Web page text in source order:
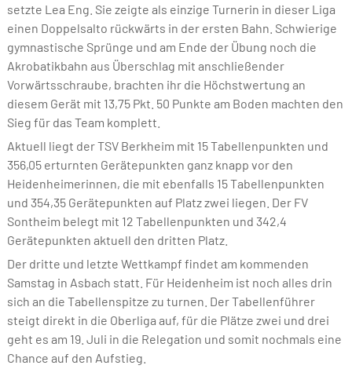
setzte Lea Eng. Sie zeigte als einzige Turnerin in dieser Liga
einen Doppelsalto rückwärts in der ersten Bahn. Schwierige
gymnastische Sprünge und am Ende der Übung noch die
Akrobatikbahn aus Überschlag mit anschließender
Vorwärtsschraube, brachten ihr die Höchstwertung an
diesem Gerät mit 13,75 Pkt. 50 Punkte am Boden machten den
Sieg für das Team komplett.
Aktuell liegt der TSV Berkheim mit 15 Tabellenpunkten und
356,05 erturnten Gerätepunkten ganz knapp vor den
Heidenheimerinnen, die mit ebenfalls 15 Tabellenpunkten
und 354,35 Gerätepunkten auf Platz zwei liegen. Der FV
Sontheim belegt mit 12 Tabellenpunkten und 342,4
Gerätepunkten aktuell den dritten Platz.
Der dritte und letzte Wettkampf findet am kommenden
Samstag in Asbach statt. Für Heidenheim ist noch alles drin
sich an die Tabellenspitze zu turnen. Der Tabellenführer
steigt direkt in die Oberliga auf, für die Plätze zwei und drei
geht es am 19. Juli in die Relegation und somit nochmals eine
Chance auf den Aufstieg.